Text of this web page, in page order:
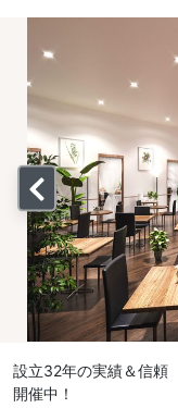
設立32年の実績＆信
開催中！